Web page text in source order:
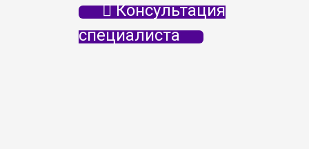
Консультация
специалиста